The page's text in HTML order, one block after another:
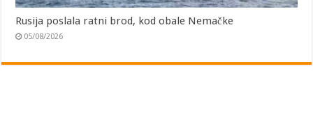
Rusija poslala ratni brod, kod obale Nemačke
05/08/2026